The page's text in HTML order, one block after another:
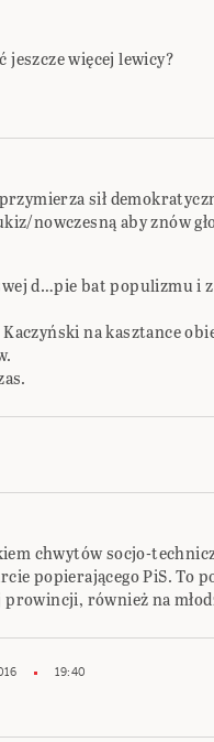
jeszcze więcej lewicy?
sił
nowczesną aby znów
d…pie bat populizmu i
na kasztance
chwytów socjo-
popierającego PiS. To
również na
19:40